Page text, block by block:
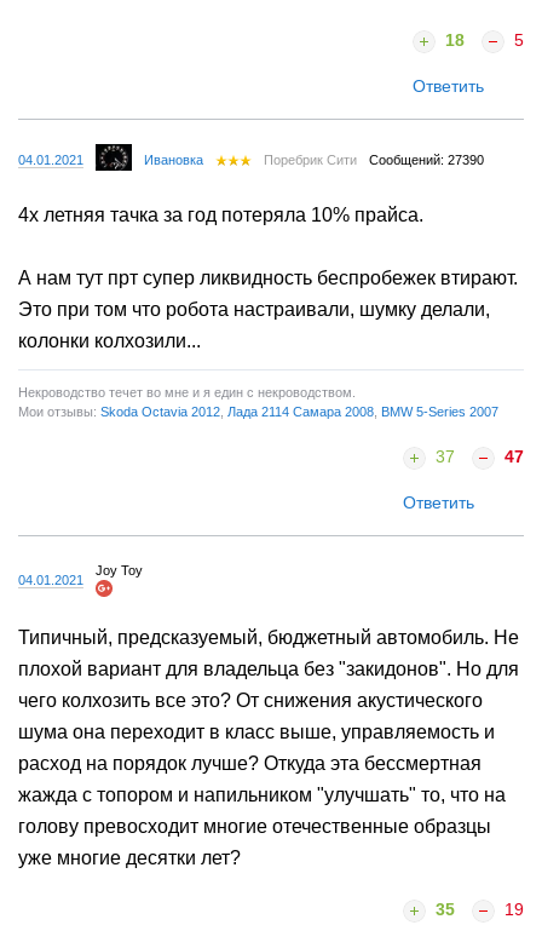
18 5
Ответить
04.01.2021 Ивановка Поребрик Сити Сообщений: 27390
4х летняя тачка за год потеряла 10% прайса.
А нам тут прт супер ликвидность беспробежек втирают.
Это при том что робота настраивали, шумку делали,
колонки колхозили...
Некроводство течет во мне и я един с некроводством.
Мои отзывы: Skoda Octavia 2012 Лада 2114 Самара 2008 BMW 5-Series 2007
37 47
Ответить
04.01.2021
Joy Toy
Типичный, предсказуемый, бюджетный автомобиль. Не
плохой вариант для владельца без "закидонов". Но для
чего колхозить все это? От снижения акустического
шума она переходит в класс выше, управляемость и
расход на порядок лучше? Откуда эта бессмертная
жажда с топором и напильником "улучшать" то, что на
голову превосходит многие отечественные образцы
уже многие десятки лет?
35 19